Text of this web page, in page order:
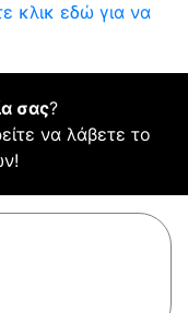
κλικ εδώ για να
σας?
να λάβετε το